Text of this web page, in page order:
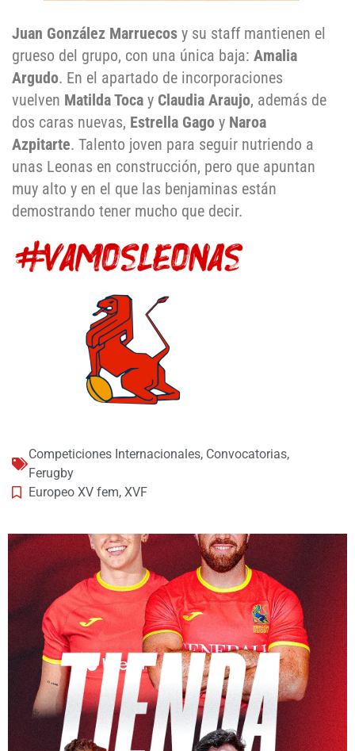
Juan González Marruecos y su staff mantienen el
grueso del grupo, con una única baja: Amalia
Argudo. En el apartado de incorporaciones
vuelven Matilda Toca y Claudia Araujo, además de
dos caras nuevas, Estrella Gago y Naroa
Azpitarte. Talento joven para seguir nutriendo a
unas Leonas en construcción, pero que apuntan
muy alto y en el que las benjaminas están
demostrando tener mucho que decir.
Competiciones Internacionales, Convocatorias,
Ferugby
Europeo XV fem, XVF